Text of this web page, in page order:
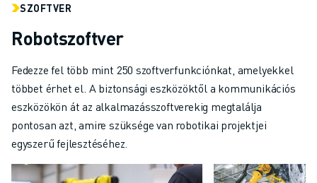
SZOFTVER
Robotszoftver
Fedezze fel több mint 250 szoftverfunkciónkat, amelyekkel
többet érhet el. A biztonsági eszközöktől a kommunikációs
eszközökön át az alkalmazásszoftverekig megtalálja
pontosan azt, amire szüksége van robotikai projektjei
egyszerű fejlesztéséhez.